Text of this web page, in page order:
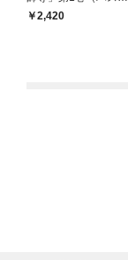
ーとかれのしろねこし
2,420